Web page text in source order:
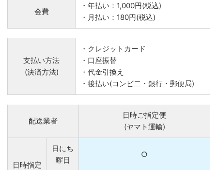
会費
・年払い：1,000円(税込)
・月払い：180円(税込)
支払い方法
(決済方法)
・クレジットカード
・口座振替
・代金引換え
・後払い(コンビ二・銀行・郵便局)
配送業者
日時ご指定便
(ヤマト運輸)
日時指定
日にち
曜日
○